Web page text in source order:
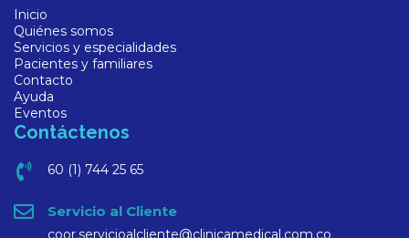
Inicio
Quiénes somos
Servicios y especialidades
Pacientes y familiares
Contacto
Ayuda
Eventos
Contáctenos
60 (1) 744 25 65
Servicio al Cliente